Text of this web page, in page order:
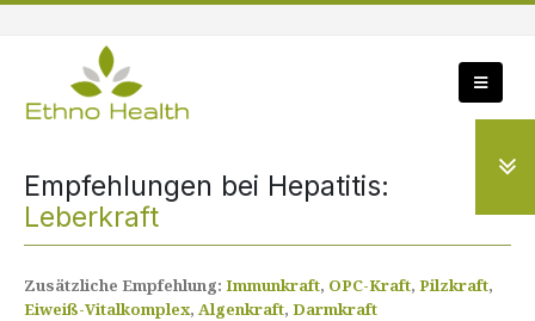
Empfehlungen bei Hepatitis:
Leberkraft
Zusätzliche Empfehlung: Immunkraft, OPC-Kraft, Pilzkraft,
Eiweiß-Vitalkomplex, Algenkraft, Darmkraft